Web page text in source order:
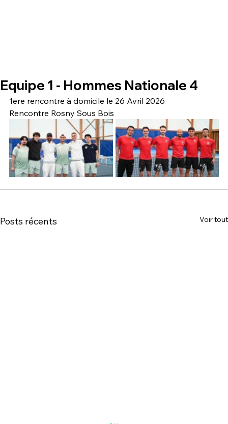
Equipe 1 - Hommes Nationale 4
1ere rencontre à domicile le 26 Avril 2026
Rencontre Rosny Sous Bois
Posts récents Voir tout